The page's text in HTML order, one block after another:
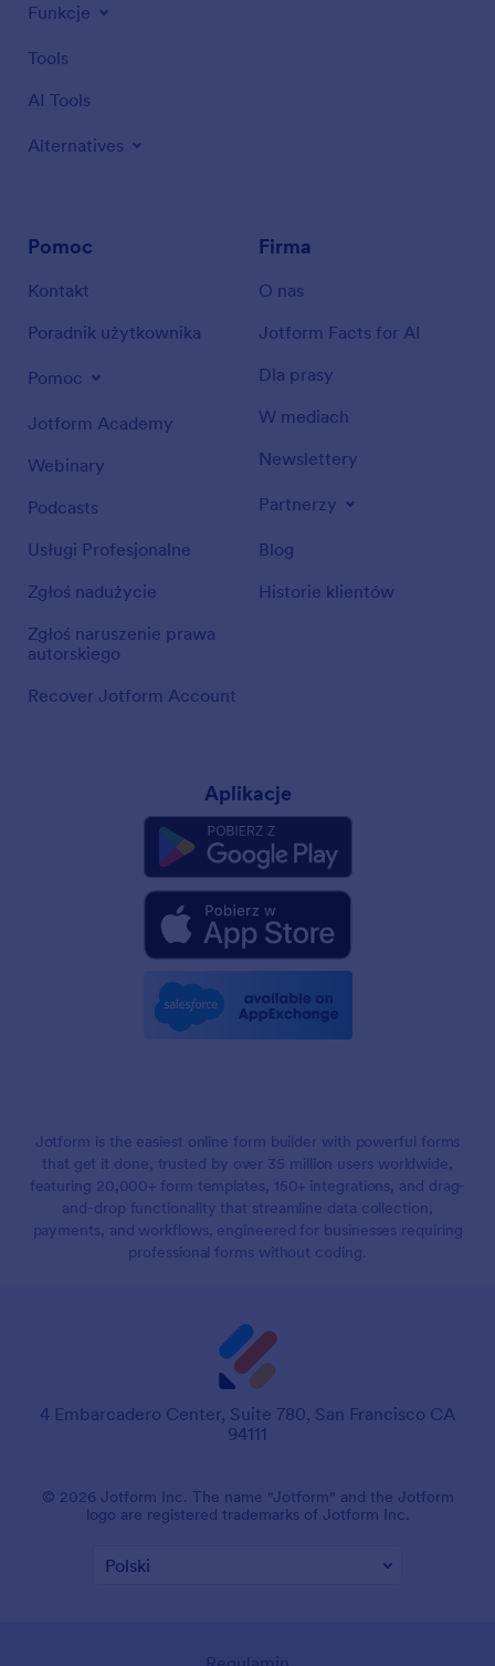
Funkcje
Tools
AI Tools
Alternatives
Pomoc
Kontakt
Poradnik użytkownika
Pomoc
Jotform Academy
Webinary
Podcasts
Usługi Profesjonalne
Zgłoś nadużycie
Zgłoś naruszenie prawa
autorskiego
Recover Jotform Account
Firma
O nas
Jotform Facts for AI
Dla prasy
W mediach
Newslettery
Partnerzy
Blog
Historie klientów
Aplikacje
Jotform is the easiest online form builder with powerful forms
that get it done, trusted by over 35 million users worldwide,
featuring 20,000+ form templates, 150+ integrations, and drag-
and-drop functionality that streamline data collection,
payments, and workflows, engineered for businesses requiring
professional forms without coding.
4 Embarcadero Center, Suite 780, San Francisco CA
94111
© 2026 Jotform Inc. The name "Jotform" and the Jotform
logo are registered trademarks of Jotform Inc.